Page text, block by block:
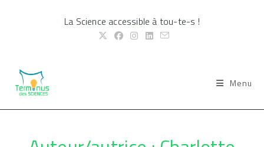
La Science accessible à tou-te-s !
Menu